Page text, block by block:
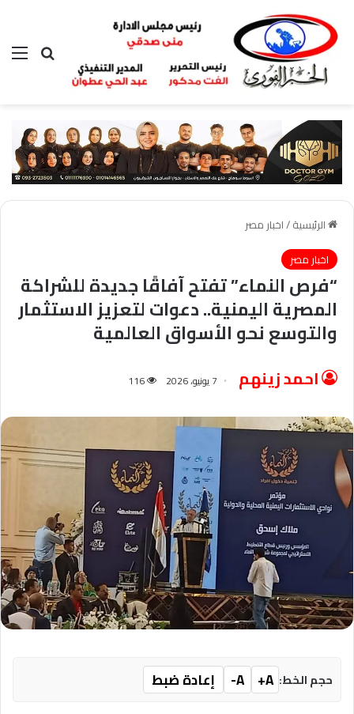
بحث عن
الرئيسية/اخبار مصر
اخبار مصر
“فرص النماء” تفتح آفاقًا جديدة للشراكة
المصرية اليمنية.. دعوات لتعزيز الاستثمار
والتوسع نحو الأسواق العالمية
احمد زينهم 7 يونيو، 2026 116
حجم الخط: A+
A-
إعادة ضبط